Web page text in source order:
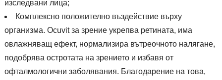
изследвани лица;
Комплексно положително въздействие върху
организма. Ocuvit за зрение укрепва ретината, има
овлажняващ ефект, нормализира вътреочното налягане,
подобрява остротата на зрението и избавя от
офталмологични заболявания. Благодарение на това,